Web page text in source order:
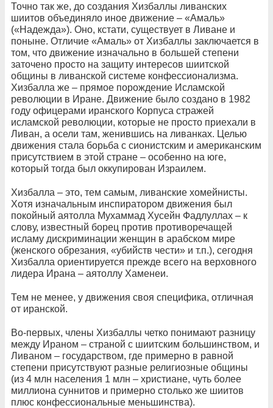
Точно так же, до создания Хизбаллы ливанских
шиитов объединяло иное движение – «Амаль»
(«Надежда»). Оно, кстати, существует в Ливане и
поныне. Отличие «Амаль» от Хизбаллы заключается в
том, что движение изначально в большей степени
заточено просто на защиту интересов шиитской
общины в ливанской системе конфессионализма.
Хизбалла же – прямое порождение Исламской
революции в Иране. Движение было создано в 1982
году офицерами иранского Корпуса стражей
исламской революции, которые не просто приехали в
Ливан, а осели там, женившись на ливанках. Целью
движения стала борьба с сионистским и американским
присутствием в этой стране – особенно на юге,
который тогда был оккупирован Израилем.
Хизбалла – это, тем самым, ливанские хомейнисты.
Хотя изначальным инспиратором движения был
покойный аятолла Мухаммад Хусейн Фадлуллах – к
слову, известный борец против противоречащей
исламу дискриминации женщин в арабском мире
(женского обрезания, «убийств чести» и т.п.), сегодня
Хизбалла ориентируется прежде всего на верховного
лидера Ирана – аятоллу Хаменеи.
Тем не менее, у движения своя специфика, отличная
от иранской.
Во-первых, члены Хизбаллы четко понимают разницу
между Ираном – страной с шиитским большинством, и
Ливаном – государством, где примерно в равной
степени присутствуют разные религиозные общины
(из 4 млн населения 1 млн – христиане, чуть более
миллиона суннитов и примерно столько же шиитов
плюс конфессиональные меньшинства).